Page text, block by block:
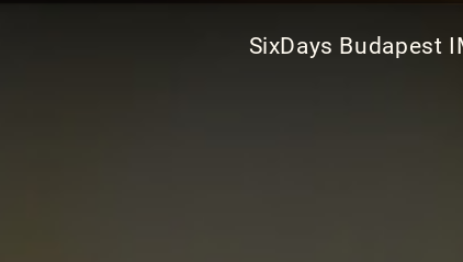
SixDays Budapest